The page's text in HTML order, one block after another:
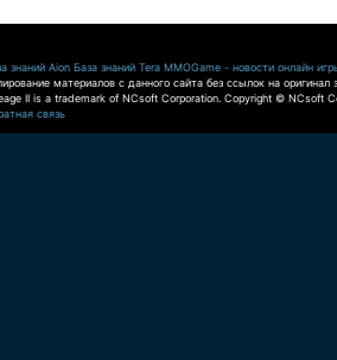
знаний Aion База знаний Tera MMOGame - новости онлайн
материалов с данного сайта без ссылок на оригинал
II is a trademark of NCsoft Corporation. Copyright © NCsoft
связь